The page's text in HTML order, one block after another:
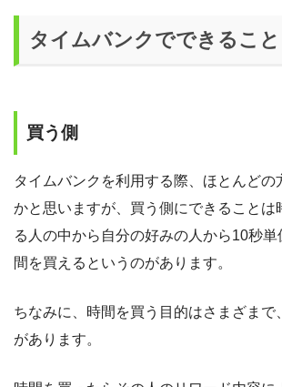
タイムバンクでできること
買う側
タイムバンクを利用する際、ほとんどの
かと思いますが、買う側にできることは
る人の中から自分の好みの人から10秒
間を買えるというのがあります。
ちなみに、時間を買う目的はさまざまで
があります。